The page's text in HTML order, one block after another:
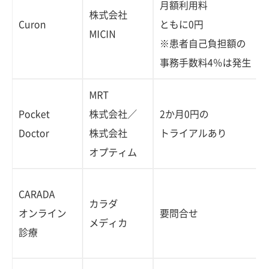
Curon
株式会社
MICIN
月額利用料
ともに0円
※患者自己負担額の
事務手数料4％は発生
Pocket
Doctor
MRT
株式会社／
株式会社
オプティム
2か月0円の
トライアルあり
CARADA
オンライン
診療
カラダ
メディカ
要問合せ